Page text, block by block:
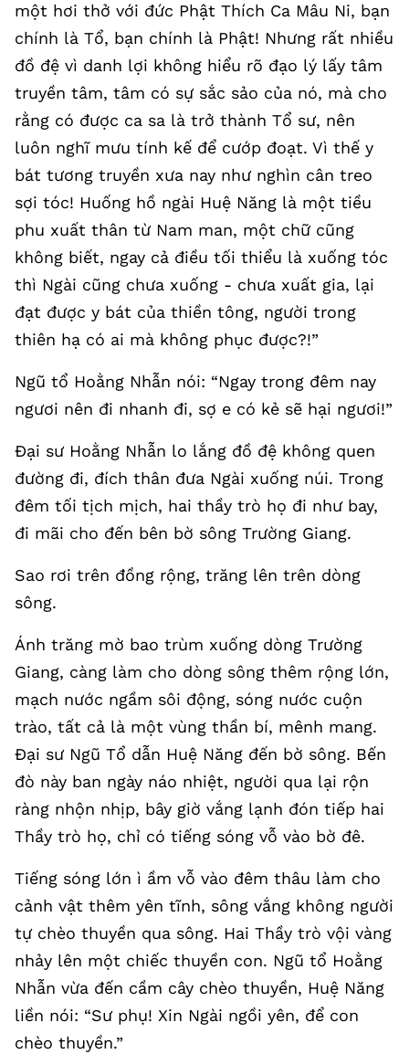
một hơi thở với đức Phật Thích Ca Mâu Ni, bạn
chính là Tổ, bạn chính là Phật! Nhưng rất nhiều
đồ đệ vì danh lợi không hiểu rõ đạo lý lấy tâm
truyền tâm, tâm có sự sắc sảo của nó, mà cho
rằng có được ca sa là trở thành Tổ sư, nên
luôn nghĩ mưu tính kế để cướp đoạt. Vì thế y
bát tương truyền xưa nay như nghìn cân treo
sợi tóc! Huống hồ ngài Huệ Năng là một tiều
phu xuất thân từ Nam man, một chữ cũng
không biết, ngay cả điều tối thiểu là xuống tóc
thì Ngài cũng chưa xuống - chưa xuất gia, lại
đạt được y bát của thiền tông, người trong
thiên hạ có ai mà không phục được?!”
Ngũ tổ Hoằng Nhẫn nói: “Ngay trong đêm nay
ngươi nên đi nhanh đi, sợ e có kẻ sẽ hại ngươi!”
Đại sư Hoằng Nhẫn lo lắng đồ đệ không quen
đường đi, đích thân đưa Ngài xuống núi. Trong
đêm tối tịch mịch, hai thầy trò họ đi như bay,
đi mãi cho đến bên bờ sông Trường Giang.
Sao rơi trên đồng rộng, trăng lên trên dòng
sông.
Ánh trăng mờ bao trùm xuống dòng Trường
Giang, càng làm cho dòng sông thêm rộng lớn,
mạch nước ngầm sôi động, sóng nước cuộn
trào, tất cả là một vùng thần bí, mênh mang.
Đại sư Ngũ Tổ dẫn Huệ Năng đến bờ sông. Bến
đò này ban ngày náo nhiệt, người qua lại rộn
ràng nhộn nhịp, bây giờ vắng lạnh đón tiếp hai
Thầy trò họ, chỉ có tiếng sóng vỗ vào bờ đê.
Tiếng sóng lớn ì ầm vỗ vào đêm thâu làm cho
cảnh vật thêm yên tĩnh, sông vắng không người
tự chèo thuyền qua sông. Hai Thầy trò vội vàng
nhảy lên một chiếc thuyền con. Ngũ tổ Hoằng
Nhẫn vừa đến cầm cây chèo thuyền, Huệ Năng
liền nói: “Sư phụ! Xin Ngài ngồi yên, để con
chèo thuyền.”